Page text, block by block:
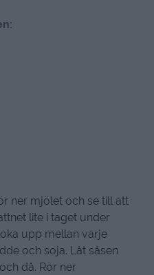
ner mjölet och se till att
lite i taget under
upp mellan varje
och soja. Låt såsen
då. Rör ner